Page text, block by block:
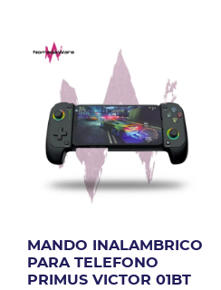
MANDO INALAMBRICO
PARA TELEFONO
PRIMUS VICTOR 01BT